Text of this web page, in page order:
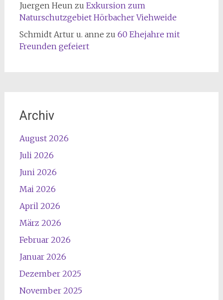
Juergen Heunzu Exkursion zum
Naturschutzgebiet Hörbacher Viehweide
Schmidt Artur u. anne zu 60 Ehejahre mit
Freunden gefeiert
Archiv
August 2026
Juli 2026
Juni 2026
Mai 2026
April 2026
März 2026
Februar 2026
Januar 2026
Dezember 2025
November 2025